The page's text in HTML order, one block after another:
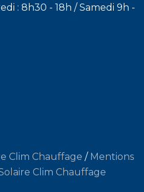
: 8h30 - 18h / Samedi 9h -
Clim Chauffage / Mentions
Clim Chauffage